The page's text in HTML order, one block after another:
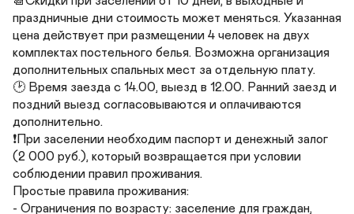
праздничные дни стоимость может меняться. Указанная
цена действует при размещении 4 человек на двух
комплектах постельного белья. Возможна организация
дополнительных спальных мест за отдельную плату.
🕑 Время заезда с 14.00, выезд в 12.00. Ранний заезд и
поздний выезд согласовываются и оплачиваются
дополнительно.
❗️При заселении необходим паспорт и денежный залог
(2 000 руб.), который возвращается при условии
соблюдении правил проживания.
Простые правила проживания:
- Ограничения по возрасту: заселение для граждан,